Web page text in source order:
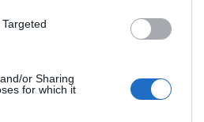
or Sharing
for which it
español y más de
Si quieres más